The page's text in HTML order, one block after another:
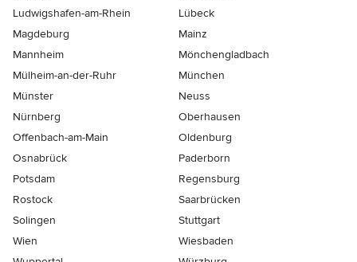
Ludwigshafen-am-Rhein
Lübeck
Magdeburg
Mainz
Mannheim
Mönchen­gladbach
Mülheim-an-der-Ruhr
München
Münster
Neuss
Nürnberg
Oberhausen
Offenbach-am-Main
Oldenburg
Osnabrück
Paderborn
Potsdam
Regensburg
Rostock
Saarbrücken
Solingen
Stuttgart
Wien
Wiesbaden